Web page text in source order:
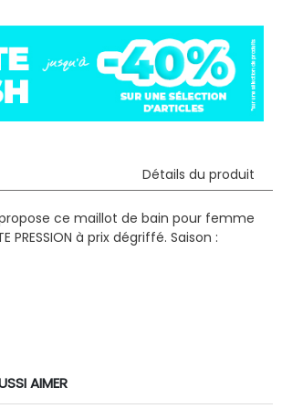
Détails du produit
ce maillot de bain pour femme
PRESSION à prix dégriffé. Saison :
AIMER